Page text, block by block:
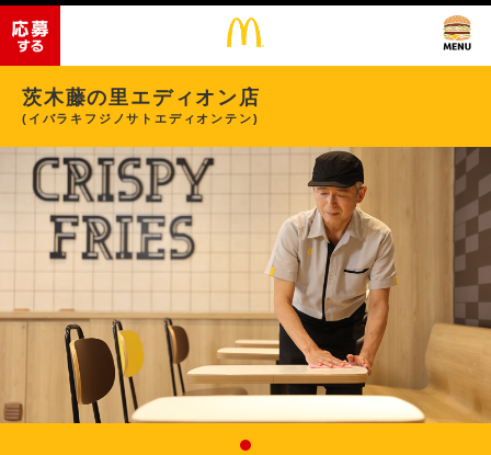
茨木藤の里エディオン店
(イバラキフジノサトエディオンテン)